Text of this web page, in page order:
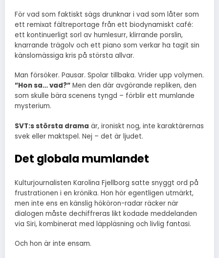
För vad som faktiskt sägs drunknar i vad som låter som
ett remixat fältreportage från ett biodynamiskt café:
ett kontinuerligt sorl av humlesurr, klirrande porslin,
knarrande trägolv och ett piano som verkar ha tagit sin
känslomässiga kris på största allvar.
Man försöker. Pausar. Spolar tillbaka. Vrider upp volymen.
”Hon sa… vad?” Men den där avgörande repliken, den
som skulle bära scenens tyngd – förblir ett mumlande
mysterium.
SVT:s största drama är, ironiskt nog, inte karaktärernas
svek eller maktspel. Nej – det är ljudet.
Det globala mumlandet
Kulturjournalisten Karolina Fjellborg satte snyggt ord på
frustrationen i en krönika. Hon hör egentligen utmärkt,
men inte ens en känslig hököron-radar räcker när
dialogen måste dechiffreras likt kodade meddelanden
via Siri, kombinerat med läppläsning och livlig fantasi.
Och hon är inte ensam.